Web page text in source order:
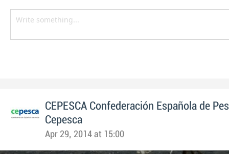
CEPESCA Confederación Española de
Cepesca
Apr 29, 2014 at 15:00